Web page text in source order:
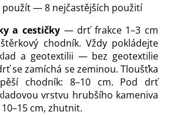
p
i
s
u
použít — 8 nejčastějších použití
a cestičky— drť frakce 1–3 cm
chodník. Vždy pokládejte
a geotextilii — bez geotextilie
se zamíchá se zeminou. Tloušťka
chodník: 8–10 cm. Pod drť
vrstvu hrubšího kameniva
cm, zhutnit.